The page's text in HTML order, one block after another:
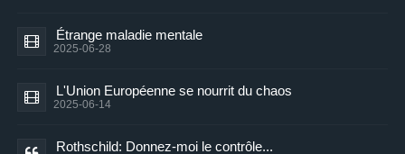
Étrange maladie mentale
2025-06-28
L'Union Européenne se nourrit du chaos
2025-06-14
Rothschild: Donnez-moi le contrôle...